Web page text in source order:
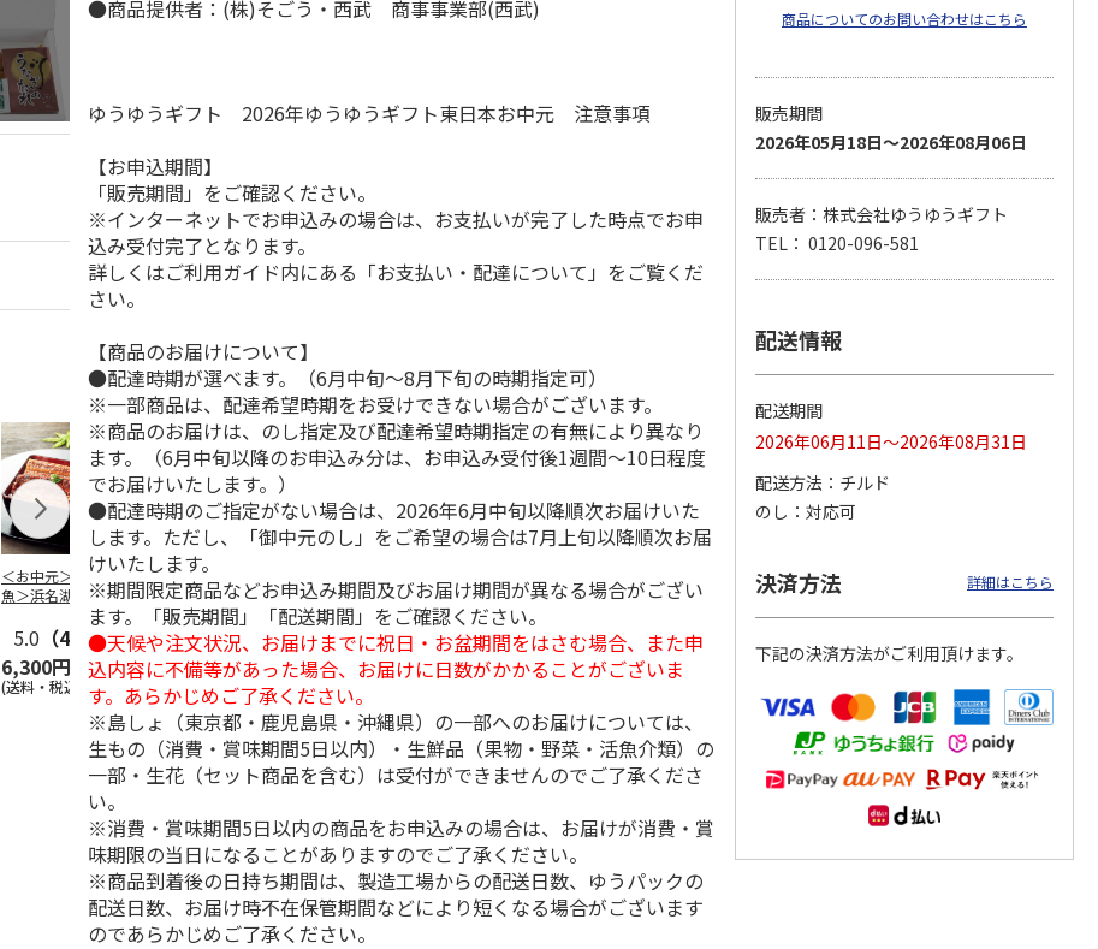
＜お中元＞＜大和養
魚＞浜名湖うなぎ蒲
5.0 （4）
6,300円
(送料・税込)
＜お中元＞うなぎ蒲
焼詰合せ
5,400円
(送料・税込)
魚＞浜名湖うなぎ蒲
焼４本
5.0（1）
11,800円
(送料・税込)
簡単焼魚 ５切セッ
ト
5.0（1）
3,780円
呼子朝市ひもの詰合
せ
4.5（8）
3,300円
＜お中元＞愛知三河
産 うなぎ蒲焼ギフ
ト
5,800円
＜お中元＞函館味く
らべ
2,800円
(送料・税込)
●商品提供者：(株)そごう・西武 商事事業部(西武)
ゆうゆうギフト 2026年ゆうゆうギフト東日本お中元 注意事項
【お申込期間】
「販売期間」をご確認ください。
※インターネットでお申込みの場合は、お支払いが完了した時点でお申
込み受付完了となります。
詳しくはご利用ガイド内にある「お支払い・配達について」をご覧くだ
さい。
【商品のお届けについて】
●配達時期が選べます。（6月中旬～8月下旬の時期指定可）
※一部商品は、配達希望時期をお受けできない場合がございます。
※商品のお届けは、のし指定及び配達希望時期指定の有無により異なり
ます。（6月中旬以降のお申込み分は、お申込み受付後1週間～10日程度
でお届けいたします。）
●配達時期のご指定がない場合は、2026年6月中旬以降順次お届けいた
します。ただし、「御中元のし」をご希望の場合は7月上旬以降順次お届
けいたします。
※期間限定商品などお申込み期間及びお届け期間が異なる場合がござい
ます。「販売期間」「配送期間」をご確認ください。
●天候や注文状況、お届けまでに祝日・お盆期間をはさむ場合、また申
込内容に不備等があった場合、お届けに日数がかかることがございま
す。あらかじめご了承ください。
※島しょ（東京都・鹿児島県・沖縄県）の一部へのお届けについては、
生もの（消費・賞味期間5日以内）・生鮮品（果物・野菜・活魚介類）の
一部・生花（セット商品を含む）は受付ができませんのでご了承くださ
い。
※消費・賞味期間5日以内の商品をお申込みの場合は、お届けが消費・賞
味期限の当日になることがありますのでご了承ください。
※商品到着後の日持ち期間は、製造工場からの配送日数、ゆうパックの
配送日数、お届け時不在保管期間などにより短くなる場合がございます
のであらかじめご了承ください。
商品についてのお問い合わせはこちら
販売期間
2026年05月18日～2026年08月06日
販売者：株式会社ゆうゆうギフト
TEL： 0120-096-581
配送情報
配送期間
2026年06月11日～2026年08月31日
配送方法
チルド
のし
対応可
決済方法 詳細はこちら
下記の決済方法がご利用頂けます。